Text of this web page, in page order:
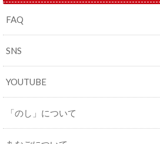
FAQ
SNS
YOUTUBE
「のし」について